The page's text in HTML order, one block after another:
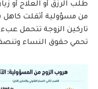
طلب الرزق أو العلاج أو
من مسؤولية أثقلت كاهل
تاركين الزوجة تتحمل
تحمي حقوق النساء